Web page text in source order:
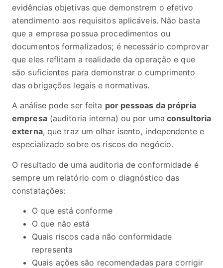
evidências objetivas que demonstrem o efetivo
atendimento aos requisitos aplicáveis. Não basta
que a empresa possua procedimentos ou
documentos formalizados; é necessário comprovar
que eles reflitam a realidade da operação e que
são suficientes para demonstrar o cumprimento
das obrigações legais e normativas.
A análise pode ser feita por pessoas da própria
empresa(auditoria interna) ou por uma consultoria
externa, que traz um olhar isento, independente e
especializado sobre os riscos do negócio.
O resultado de uma auditoria de conformidade é
sempre um relatório com o diagnóstico das
constatações:
O que está conforme
O que não está
Quais riscos cada não conformidade
representa
Quais ações são recomendadas para corrigir